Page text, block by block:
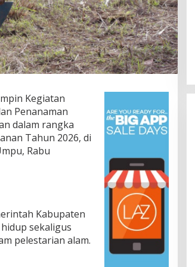
Kegiatan
Penanaman
dalam rangka
Tahun 2026, di
Rabu
Kabupaten
sekaligus
pelestarian alam.
Lomba Lari 10K Meriahkan HUT
Ke-1 Kodam XXI/Radin Inten
Di Olahraga, TNI & POLRI 5 Agustus 2026